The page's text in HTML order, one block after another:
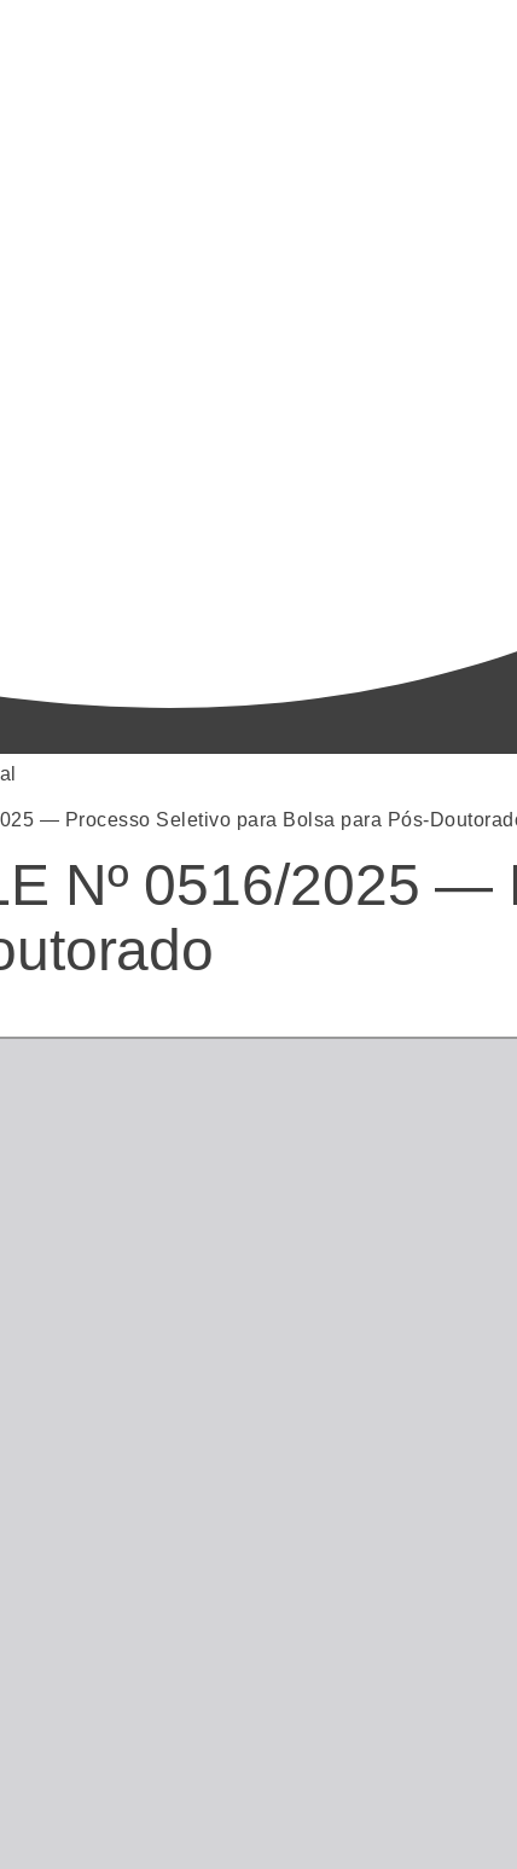
— Processo Seletivo para Bolsa para Pós-
Nº 0516/2025 —